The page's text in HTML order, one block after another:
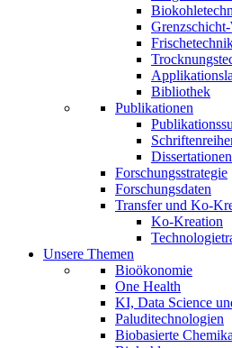
Bibliothek
Publikationen
Dissertationen
Forschungsstrategie
Forschungsdaten
Transfer und Ko-
Ko-Kreation
Unsere Themen
Bioökonomie
One Health
KI, Data Science
Paluditechnologien
Biobasierte